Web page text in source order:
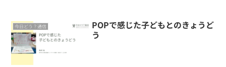
今日どう？通信
POPで感じた子どもとのきょうど
う